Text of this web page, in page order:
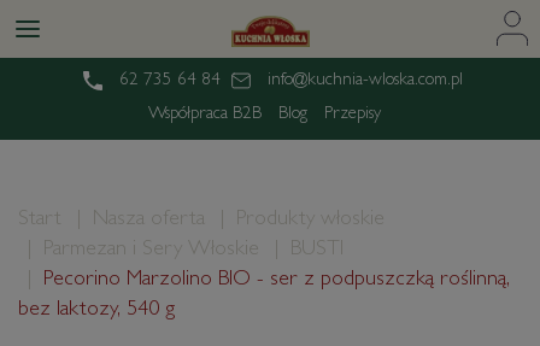
62 735 64 84
info@kuchnia-wloska.com.pl
Współpraca B2B
Blog Przepisy
Start Nasza oferta
Produkty włoskie
Parmezan i Sery Włoskie
BUSTI
Pecorino Marzolino BIO - ser z podpuszczką roślinną,
bez laktozy, 540 g